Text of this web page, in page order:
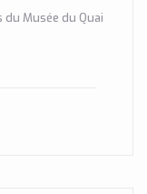
Musée du Quai